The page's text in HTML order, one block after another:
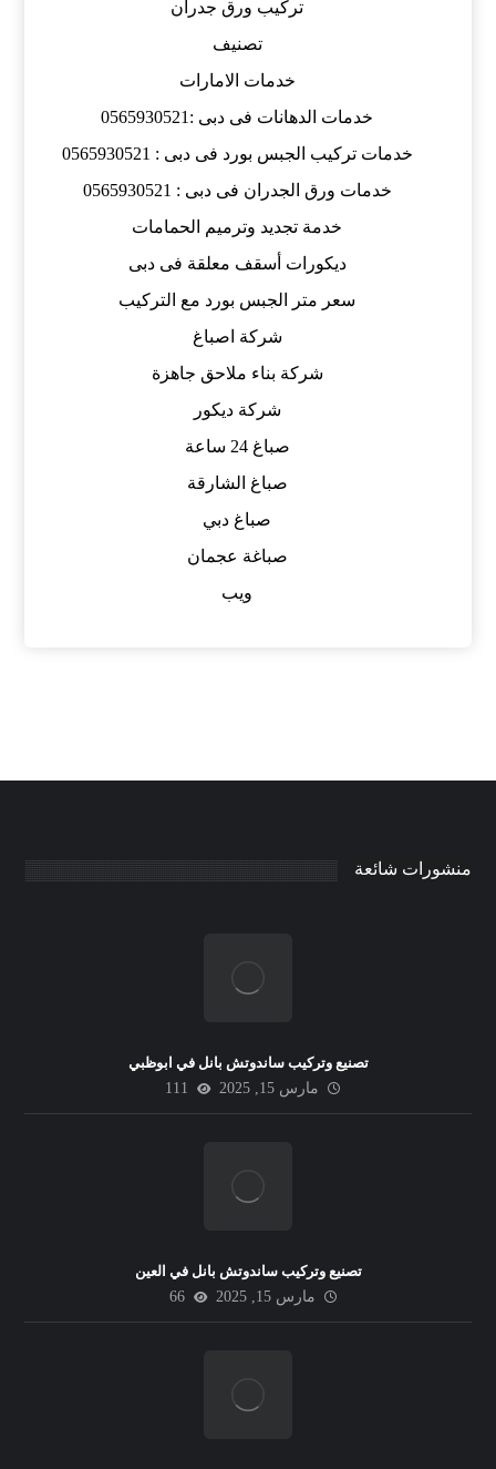
تركيب ورق جدران
تصنيف
خدمات الامارات
خدمات الدهانات فى دبى :0565930521
خدمات تركيب الجبس بورد فى دبى : 0565930521
خدمات ورق الجدران فى دبى : 0565930521
خدمة تجديد وترميم الحمامات
ديكورات أسقف معلقة فى دبى
سعر متر الجبس بورد مع التركيب
شركة اصباغ
شركة بناء ملاحق جاهزة
شركة ديكور
صباغ 24 ساعة
صباغ الشارقة
صباغ دبي
صباغة عجمان
ويب
منشورات شائعة
تصنيع وتركيب ساندوتش بانل في ابوظبي
مارس 15, 2025
111
تصنيع وتركيب ساندوتش بانل في العين
مارس 15, 2025
66